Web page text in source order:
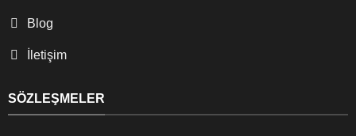
Blog
İletişim
SÖZLEŞMELER